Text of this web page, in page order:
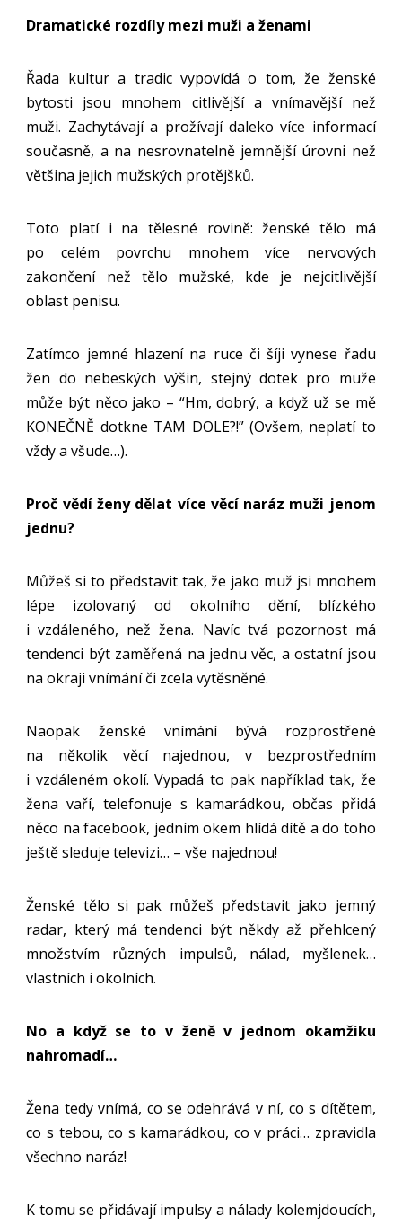
Dramatické rozdíly mezi muži a ženami
Řada kultur a tradic vypovídá o tom, že ženské
bytosti jsou mnohem citlivější a vnímavější než
muži. Zachytávají a prožívají daleko více informací
současně, a na nesrovnatelně jemnější úrovni než
většina jejich mužských protějšků.
Toto platí i na tělesné rovině: ženské tělo má
po celém povrchu mnohem více nervových
zakončení než tělo mužské, kde je nejcitlivější
oblast penisu.
Zatímco jemné hlazení na ruce či šíji vynese řadu
žen do nebeských výšin, stejný dotek pro muže
může být něco jako – “Hm, dobrý, a když už se mě
KONEČNĚ dotkne TAM DOLE?!” (Ovšem, neplatí to
vždy a všude…).
Proč vědí ženy dělat více věcí naráz muži jenom
jednu?
Můžeš si to představit tak, že jako muž jsi mnohem
lépe izolovaný od okolního dění, blízkého
i vzdáleného, než žena. Navíc tvá pozornost má
tendenci být zaměřená na jednu věc, a ostatní jsou
na okraji vnímání či zcela vytěsněné.
Naopak ženské vnímání bývá rozprostřené
na několik věcí najednou, v bezprostředním
i vzdáleném okolí. Vypadá to pak například tak, že
žena vaří, telefonuje s kamarádkou, občas přidá
něco na facebook, jedním okem hlídá dítě a do toho
ještě sleduje televizi… – vše najednou!
Ženské tělo si pak můžeš představit jako jemný
radar, který má tendenci být někdy až přehlcený
množstvím různých impulsů, nálad, myšlenek…
vlastních i okolních.
No a když se to v ženě v jednom okamžiku
nahromadí…
Žena tedy vnímá, co se odehrává v ní, co s dítětem,
co s tebou, co s kamarádkou, co v práci… zpravidla
všechno naráz!
K tomu se přidávají impulsy a nálady kolemjdoucích,